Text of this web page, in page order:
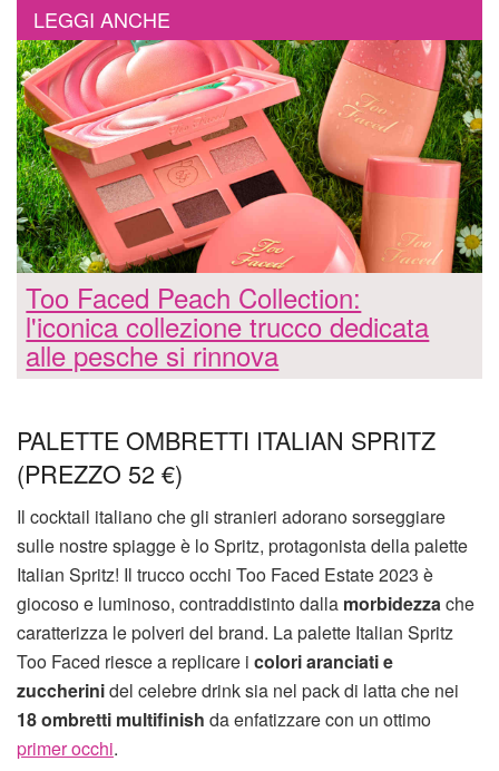
LEGGI ANCHE
Too Faced Peach Collection:
l'iconica collezione trucco dedicata
alle pesche si rinnova
PALETTE OMBRETTI ITALIAN SPRITZ
(PREZZO 52 €)
Il cocktail italiano che gli stranieri adorano sorseggiare
sulle nostre spiagge è lo Spritz, protagonista della palette
Italian Spritz! Il trucco occhi Too Faced Estate 2023 è
giocoso e luminoso, contraddistinto dalla morbidezzache
caratterizza le polveri del brand. La palette Italian Spritz
Too Faced riesce a replicare i colori aranciati e
zuccherinidel celebre drink sia nel pack di latta che nei
18 ombretti multifinish da enfatizzare con un ottimo
primer occhi.